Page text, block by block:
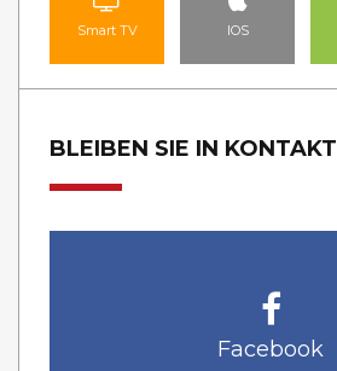
Smart TV IOS
BLEIBEN SIE IN KONTAKT
Facebook